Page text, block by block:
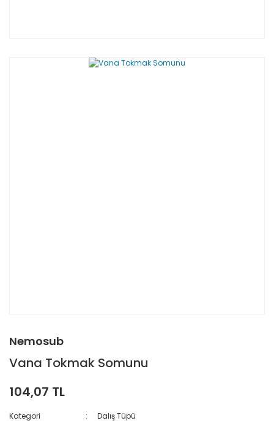
Nemosub
Vana Tokmak Somunu
104,07 TL
Kategori
Dalış Tüpü